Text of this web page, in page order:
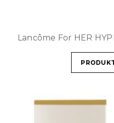
Lancôme For HER